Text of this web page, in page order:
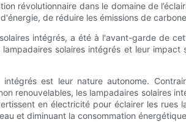
révolutionnaire dans le domaine de
de réduire les émissions de
intégrés, a été à l'avant-garde de
solaires intégrés et leur
intégrés est leur nature autonome.
renouvelables, les lampadaires solaires
en électricité pour éclairer les
et diminuant la consommation